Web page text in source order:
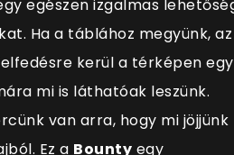
egészen izgalmas
Ha a táblához megyünk, az
kerül a térképen egy
mi is láthatóak leszünk.
van arra, hogy mi jöjjünk
Ez a Bounty egy